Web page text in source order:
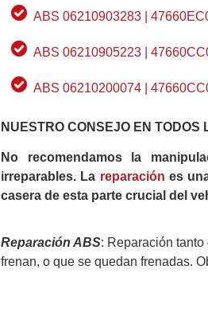
ABS 06210903283 |
ABS 06210905223 |
ABS 06210200074 |
NUESTRO CONSEJO EN TODOS
No recomendamos la
irreparables. La reparación es
casera de esta parte crucial del
Reparación ABS: Reparación
frenan, o que se quedan frenadas.